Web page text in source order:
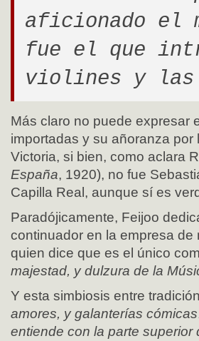
aficionado el
fue el que
violines y las
Más claro no puede expresar
importadas y su añoranza
Victoria, si bien, como aclara
España, 1920), no fue
Capilla Real, aunque sí es
Paradójicamente, Feijoo
continuador en la empresa
quien dice que es el único
majestad, y dulzura de la
Y esta simbiosis entre
amores, y galanterías
entiende con la parte